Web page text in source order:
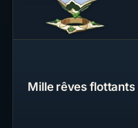
Mille rêves flottants